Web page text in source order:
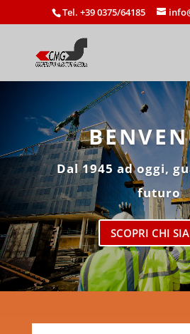
Tel. +39 0375/64185
Dal 1945 ad oggi,
futuro
SCOPRI CHI